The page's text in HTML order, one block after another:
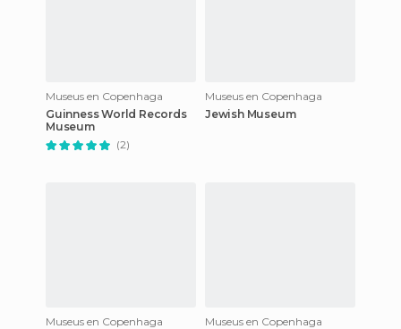
Museus en Copenhaga
Guinness World Records
Museum
(2)
Museus en Copenhaga
Jewish Museum
Museus en Copenhaga
Museus en Copenhaga